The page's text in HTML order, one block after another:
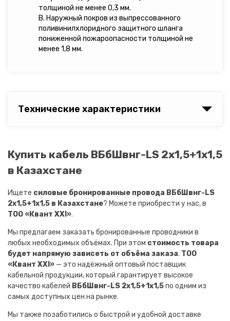
толщиной не менее 0,3 мм.
В. Наружный покров из выпрессованного
поливинилхлоридного защитного шланга
пониженной пожароопасности толщиной не
менее 1,8 мм.
Технические характеристики
Купить кабель ВБбШвнг-LS 2х1,5+1х1,5
в Казахстане
Ищете силовые бронированные провода ВБбШвнг-LS
2х1,5+1х1,5 в Казахстане? Можете приобрести у нас, в
ТОО «Квант XXI».
Мы предлагаем заказать бронированные проводники в
любых необходимых объёмах. При этом стоимость товара
будет напрямую зависеть от объёма заказа. ТОО
«Квант XXI» — это надёжный оптовый поставщик
кабельной продукции, который гарантирует высокое
качество кабелей ВБбШвнг-LS 2х1,5+1х1,5по одним из
самых доступных цен на рынке.
Мы также позаботились о быстрой и удобной доставке